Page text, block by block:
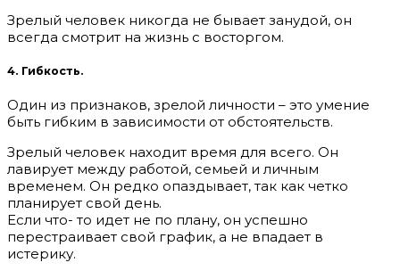
Зрелый человек никогда не бывает занудой, он
всегда смотрит на жизнь с восторгом.
4. Гибкость.
Один из признаков, зрелой личности – это умение
быть гибким в зависимости от обстоятельств.
Зрелый человек находит время для всего. Он
лавирует между работой, семьей и личным
временем. Он редко опаздывает, так как четко
планирует свой день.
Если что- то идет не по плану, он успешно
перестраивает свой график, а не впадает в
истерику.